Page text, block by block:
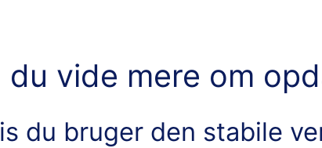
du vide mere om
du bruger den stabile